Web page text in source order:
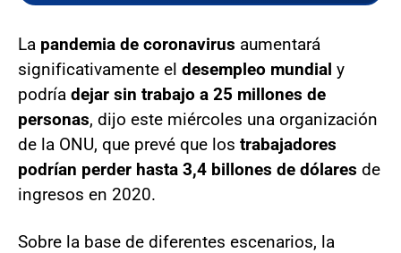
La pandemia de coronavirus aumentará
significativamente el desempleo mundial y
podría dejar sin trabajo a 25 millones de
personas, dijo este miércoles una organización
de la ONU, que prevé que los trabajadores
podrían perder hasta 3,4 billones de dólares de
ingresos en 2020.
Sobre la base de diferentes escenarios, la